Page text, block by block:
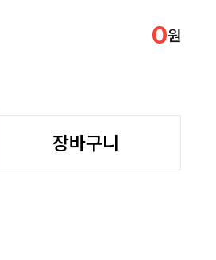
0원
장바구니